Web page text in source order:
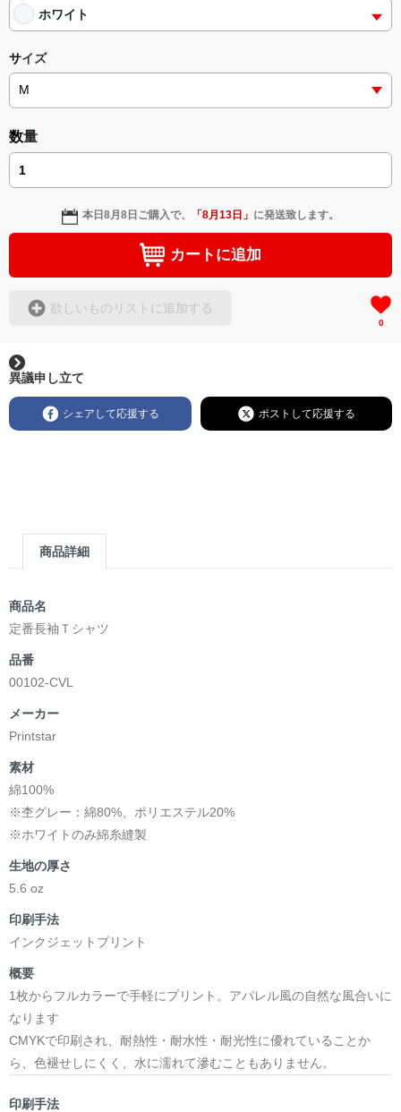
ホワイト
サイズ
数量
本日8月8日 ご購入で、 「8月13日 」 に発送致します。
カートに追加
欲しいものリストに追加する
0
異議申し立て
シェアして応援する ポストして応援する
商品詳細
商品名
定番長袖Ｔシャツ
品番
00102-CVL
メーカー
Printstar
素材
綿100%
※杢グレー：綿80%、ポリエステル20%
※ホワイトのみ綿糸縫製
生地の厚さ
5.6 oz
印刷手法
インクジェットプリント
概要
1枚からフルカラーで手軽にプリント。アパレル風の自然な風合いに
なります
CMYKで印刷され、耐熱性・耐水性・耐光性に優れていることか
ら、色褪せしにくく、水に濡れて滲むこともありません。
印刷手法